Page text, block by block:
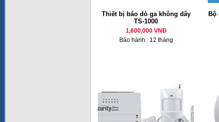
Thiết bị báo dò ga không dây
TS-1000
1,600,000 VNĐ
Bảo hành : 12 tháng
Bộ